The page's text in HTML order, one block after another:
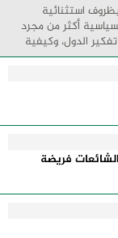
استثنائية
أكثر من مجرد
الدول، وكيفية
بين القوة ...
فريضة